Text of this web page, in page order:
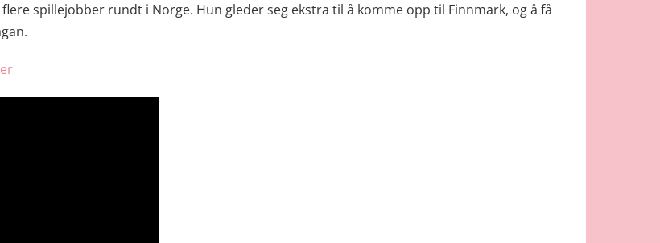
spillejobber rundt i Norge. Hun gleder seg ekstra til å komme opp til Finnmark, og å få